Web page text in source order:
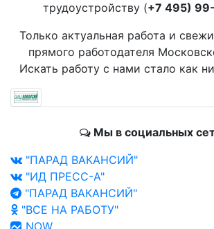
трудоустройству (+7 495)
Только актуальная работа и
прямого работодателя
Искать работу с нами стало как
Мы в социальных
"ПАРАД ВАКАНСИЙ"
"ИД ПРЕСС-А"
"ПАРАД ВАКАНСИЙ"
"ВСЕ НА РАБОТУ"